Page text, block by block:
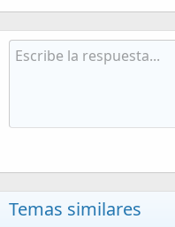
Temas similares